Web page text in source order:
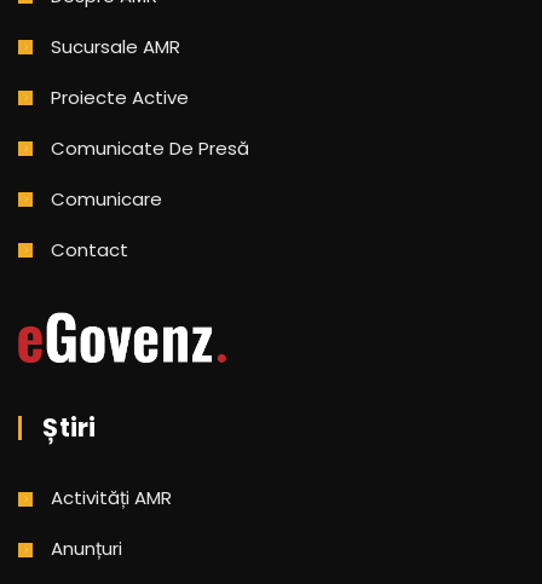
Sucursale AMR
Proiecte Active
Comunicate De Presă
Comunicare
Contact
Știri
Activități AMR
Anunțuri